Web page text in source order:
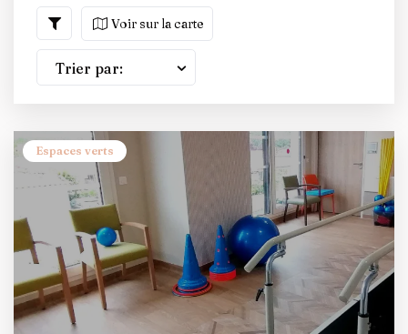
Voir sur la carte
Trier par:
Espaces verts